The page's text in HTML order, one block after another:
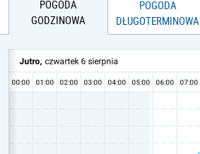
POGODA
GODZINOWA
POGODA
DŁUGOTERMINOWA